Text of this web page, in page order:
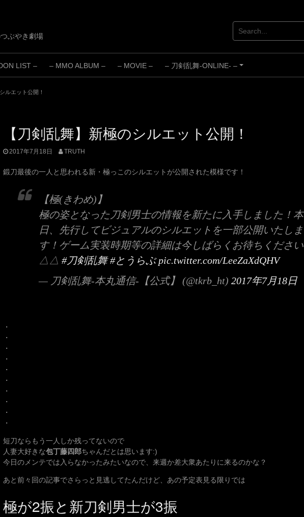
ぶやき劇場
LIST – – MMO ALBUM – – MOVIE –
+
– 刀剣乱舞-ONLINE- –
ルエット公開！
【刀剣乱舞】新極のシルエット公開！
2017年7月18日 TRUTH
鍛刀最後の一人と思われる新・極っこのシルエットが公開された模様です！
【極(きわめ)】
極の姿となった刀剣男士の情報を新たに入手しました！本
日、先行してビジュアルのシルエットを一部公開いたしま
す！ゲーム実装時期等の詳細は今しばらくお待ちください
△△ #刀剣乱舞 #とうらぶ pic.twitter.com/LeeZaXdQHV
— 刀剣乱舞-本丸通信-【公式】 (@tkrb_ht) 2017年7月18日
・
・
・
・
・
・
・
・
・
・
短刀ならもう一人しか残ってないので
人妻大好きな包丁藤四郎ちゃんだとは思います:)
今日のメンテでは入らなかったみたいなので、来週か差大衆あたりに来るのかな？
あと前々回の記事でさらっと見逃してたんだけど、あの予定表見る限りでは
極が2振と新刀剣男士が3振